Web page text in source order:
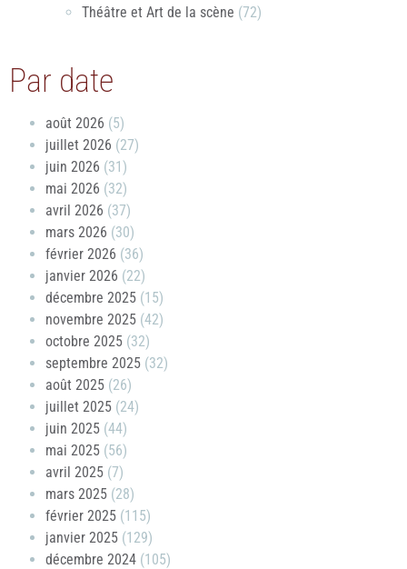
Théâtre et Art de la scène (72)
Par date
août 2026 (5)
juillet 2026 (27)
juin 2026 (31)
mai 2026 (32)
avril 2026 (37)
mars 2026 (30)
février 2026 (36)
janvier 2026 (22)
décembre 2025 (15)
novembre 2025 (42)
octobre 2025 (32)
septembre 2025 (32)
août 2025 (26)
juillet 2025 (24)
juin 2025 (44)
mai 2025 (56)
avril 2025 (7)
mars 2025 (28)
février 2025 (115)
janvier 2025 (129)
décembre 2024 (105)